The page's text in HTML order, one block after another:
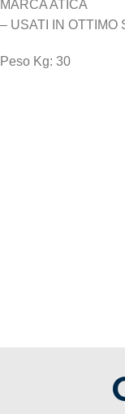
MARCA ATICA
– USATI IN OTTIMO
Peso Kg: 30